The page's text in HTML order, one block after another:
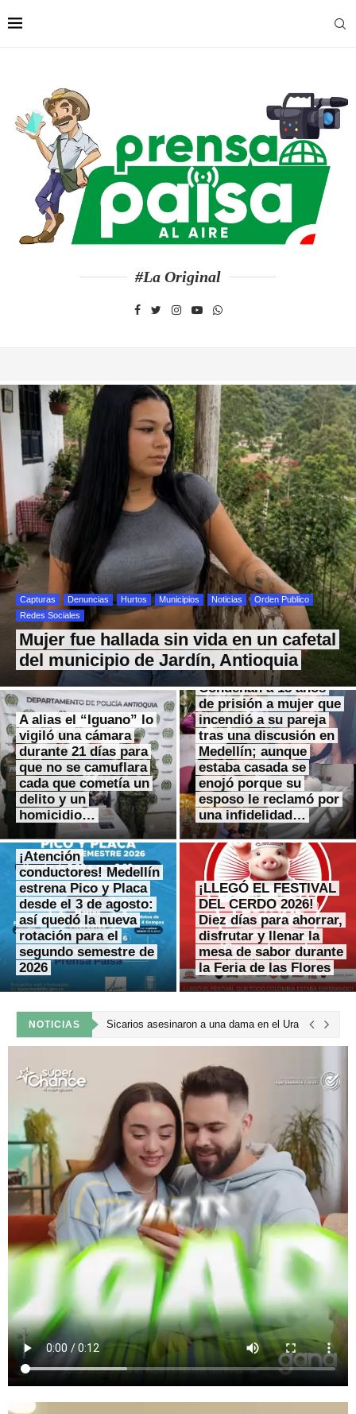
#La Original
Capturas Denuncias Hurtos Municipios Noticias
Orden Publico
Redes Sociales
Mujer fue hallada sin vida en un cafetal
del municipio de Jardín, Antioquia
A alias el “Iguano” lo
vigiló una cámara
durante 21 días para
que no se camuflara
cada que cometía un
delito y un
homicidio…
Condenan a 18 años
de prisión a mujer que
incendió a su pareja
tras una discusión en
Medellín; aunque
estaba casada se
enojó porque su
esposo le reclamó por
una infidelidad…
¡Atención
conductores! Medellín
estrena Pico y Placa
desde el 3 de agosto:
así quedó la nueva
rotación para el
segundo semestre de
2026
¡LLEGÓ EL FESTIVAL
DEL CERDO 2026!
Diez días para ahorrar,
disfrutar y llenar la
mesa de sabor durante
la Feria de las Flores
NOTICIAS Un muerto y 16 heridos dejó un impresionante